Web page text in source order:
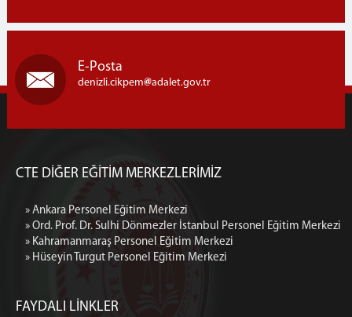
E-Posta
denizli.cikpem adalet.gov.tr
CTE DİĞER EĞİTİM MERKEZLERİMİZ
» Ankara Personel Eğitim Merkezi
» Ord. Prof. Dr. Sulhi Dönmezler İstanbul Personel Eğitim Merkezi
» Kahramanmaraş Personel Eğitim Merkezi
» Hüseyin Turgut Personel Eğitim Merkezi
FAYDALI LİNKLER